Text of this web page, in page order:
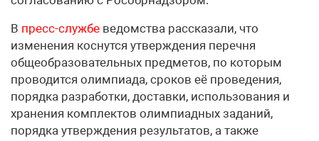
В пресс-службе ведомства рассказали, что
изменения коснутся утверждения перечня
общеобразовательных предметов, по которым
проводится олимпиада, сроков её проведения,
порядка разработки, доставки, использования и
хранения комплектов олимпиадных заданий,
порядка утверждения результатов, а также